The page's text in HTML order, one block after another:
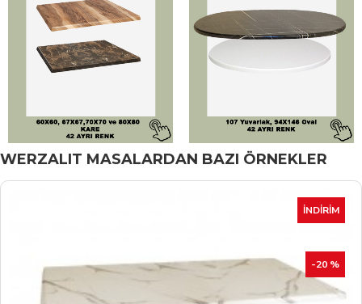
WERZALIT MASALARDAN BAZI ÖRNEKLER
İNDIRIM
-20 %